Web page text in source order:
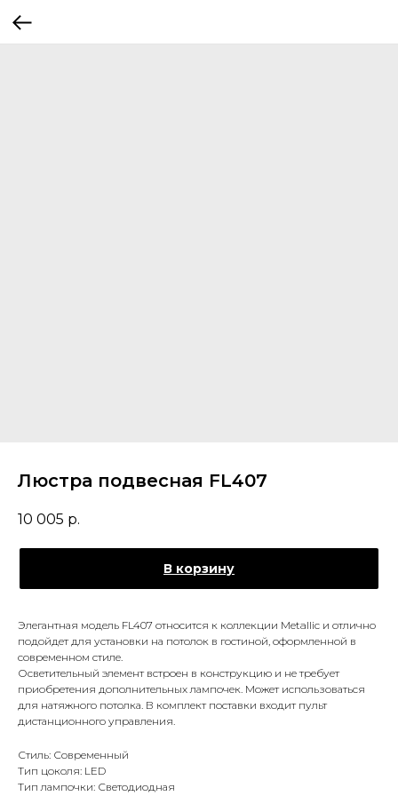
Люстра подвесная FL407
10 005 р.
В корзину
Элегантная модель FL407 относится к коллекции Metallic и отлично
подойдет для установки на потолок в гостиной, оформленной в
современном стиле.
Осветительный элемент встроен в конструкцию и не требует
приобретения дополнительных лампочек. Может использоваться
для натяжного потолка. В комплект поставки входит пульт
дистанционного управления.
Стиль: Современный
Тип цоколя: LED
Тип лампочки: Светодиодная